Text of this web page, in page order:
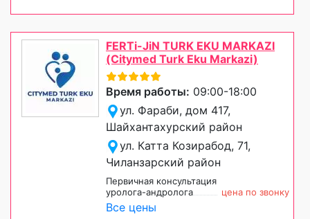
FERTi-JiN TURK EKU MARKAZI
(Citymed Turk Eku Markazi)
Время работы: 09:00-18:00
ул. Фараби, дом 417,
Шайхантахурский район
ул. Катта Козирабод, 71,
Чиланзарский район
Первичная консультация
уролога-андролога
цена по звонку
Все цены